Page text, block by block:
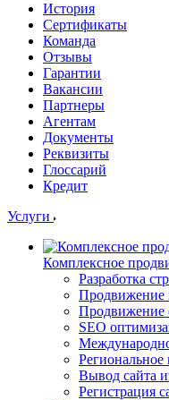
История
Сертификаты
Команда
Отзывы
Гарантии
Вакансии
Партнеры
Агентам
Документы
Реквизиты
Глоссарий
Кредит
Услуги
Комплексное
Разработка
Продвижение
Продвижение
SEO
Вывод сайта
Регистрация